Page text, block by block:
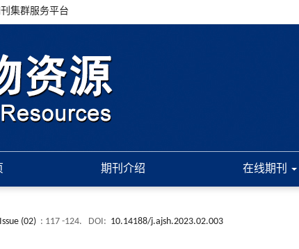
集群服务平台
期刊介绍 在线期刊
Issue (02) : 117 -124. DOI: 10.14188/j.ajsh.2023.02.003